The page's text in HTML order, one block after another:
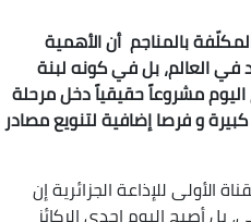
بالمناجم أن الأهمية
في العالم، بل في كونه لبنة
مشروعاً حقيقياً دخل مرحلة
و فرصا إضافية لتنويع مصادر
للإذاعة الجزائرية إن
أصبح اليوم إحدى الركائز